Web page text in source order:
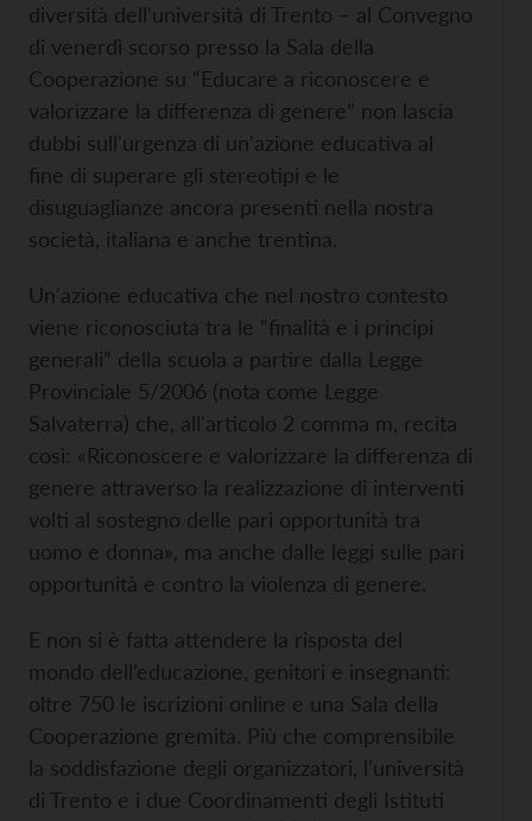
diversità dell'università di Trento – al Convegno
di venerdì scorso presso la Sala della
Cooperazione su “Educare a riconoscere e
valorizzare la differenza di genere” non lascia
dubbi sull'urgenza di un'azione educativa al
fine di superare gli stereotipi e le
disuguaglianze ancora presenti nella nostra
società, italiana e anche trentina.
Un'azione educativa che nel nostro contesto
viene riconosciuta tra le “finalità e i principi
generali” della scuola a partire dalla Legge
Provinciale 5/2006 (nota come Legge
Salvaterra) che, all'articolo 2 comma m, recita
così: «Riconoscere e valorizzare la differenza di
genere attraverso la realizzazione di interventi
volti al sostegno delle pari opportunità tra
uomo e donna», ma anche dalle leggi sulle pari
opportunità e contro la violenza di genere.
E non si è fatta attendere la risposta del
mondo dell’educazione, genitori e insegnanti:
oltre 750 le iscrizioni online e una Sala della
Cooperazione gremita. Più che comprensibile
la soddisfazione degli organizzatori, l’università
di Trento e i due Coordinamenti degli Istituti